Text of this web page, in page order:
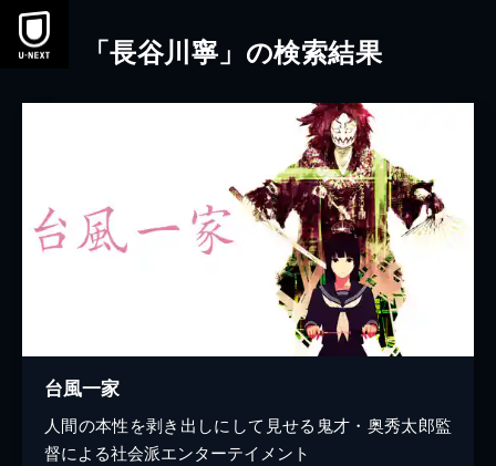
本文へスキップ
「長谷川寧」の検索結果
台風一家
人間の本性を剥き出しにして見せる鬼才・奥秀太郎監
督による社会派エンターテイメント